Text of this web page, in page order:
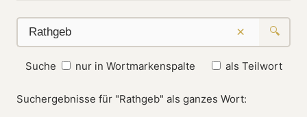
× 🔍
Suche nur in Wortmarkenspalte als Teilwort
Suchergebnisse für "Rathgeb" als ganzes Wort: